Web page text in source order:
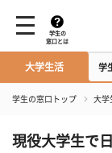
学生の
窓口とは
大学生活 学
学生の窓口トップ 大学
現役大学生で